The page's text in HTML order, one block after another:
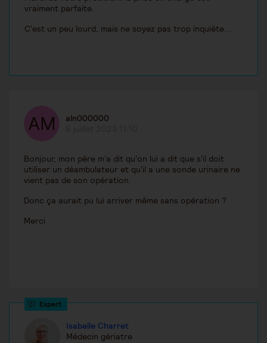
vraiment parfaite.
C'est un peu lourd, mais ne soyez pas trop inquiète...
aln000000
Bonjour, mon père m'a dit qu'on lui a dit que s'il doit
utiliser un déambulateur et qu'il a une sonde urinaire ne
vient pas de son opération.
Donc ça aurait pu lui arriver même sans opération ?
Merci
Isabelle Charret
Médecin gériatre